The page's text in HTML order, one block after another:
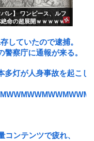
レ】 ワンピース、ルフ
絶命の超展開ｗｗｗｗｗ
ｗｗｗｗｗｗｗｗｗｗｗ
ｗｗｗｗｗｗｗｗ...
していたので逮捕。
察庁に通報が来る。
灯が人身事故を起こし
ンテンツで疲れ、